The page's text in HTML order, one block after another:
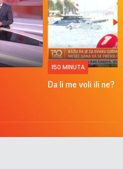
150 MINUTA
Da li me voli ili ne?